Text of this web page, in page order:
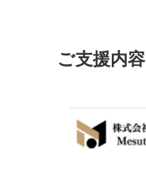
ご支援内容